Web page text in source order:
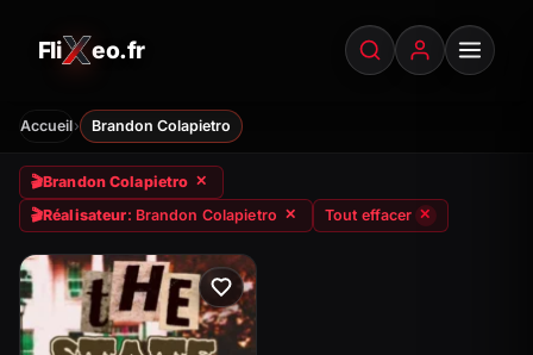
Fli eo.fr
FliXeo.fr
Accueil
Accueil› Brandon Colapietro
🎬Brandon Colapietro ✕
🎬Réalisateur: Brandon Colapietro ✕ Tout effacer ✕